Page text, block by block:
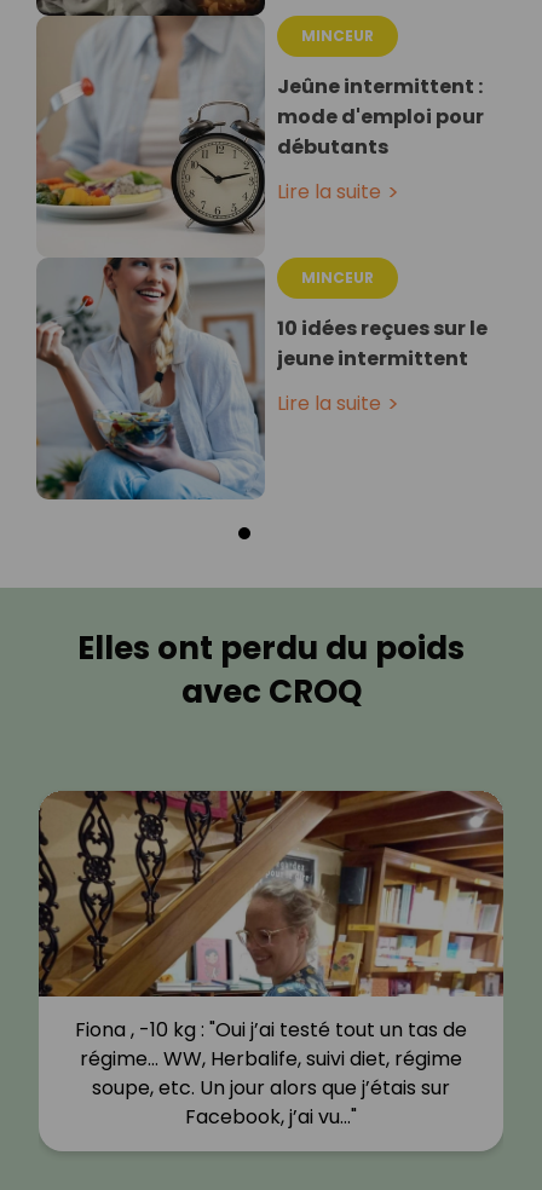
MINCEUR
Jeûne intermittent :
mode d'emploi pour
débutants
Lire la suite
MINCEUR
10 idées reçues sur le
jeune intermittent
Lire la suite
Elles ont perdu du poids
avec CROQ
Fiona , -10 kg : "Oui j’ai testé tout un tas de
régime… WW, Herbalife, suivi diet, régime
soupe, etc. Un jour alors que j’étais sur
Facebook, j’ai vu…"